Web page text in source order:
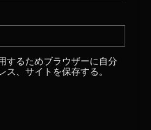
するためブラウザーに自分
ス、サイトを保存する。